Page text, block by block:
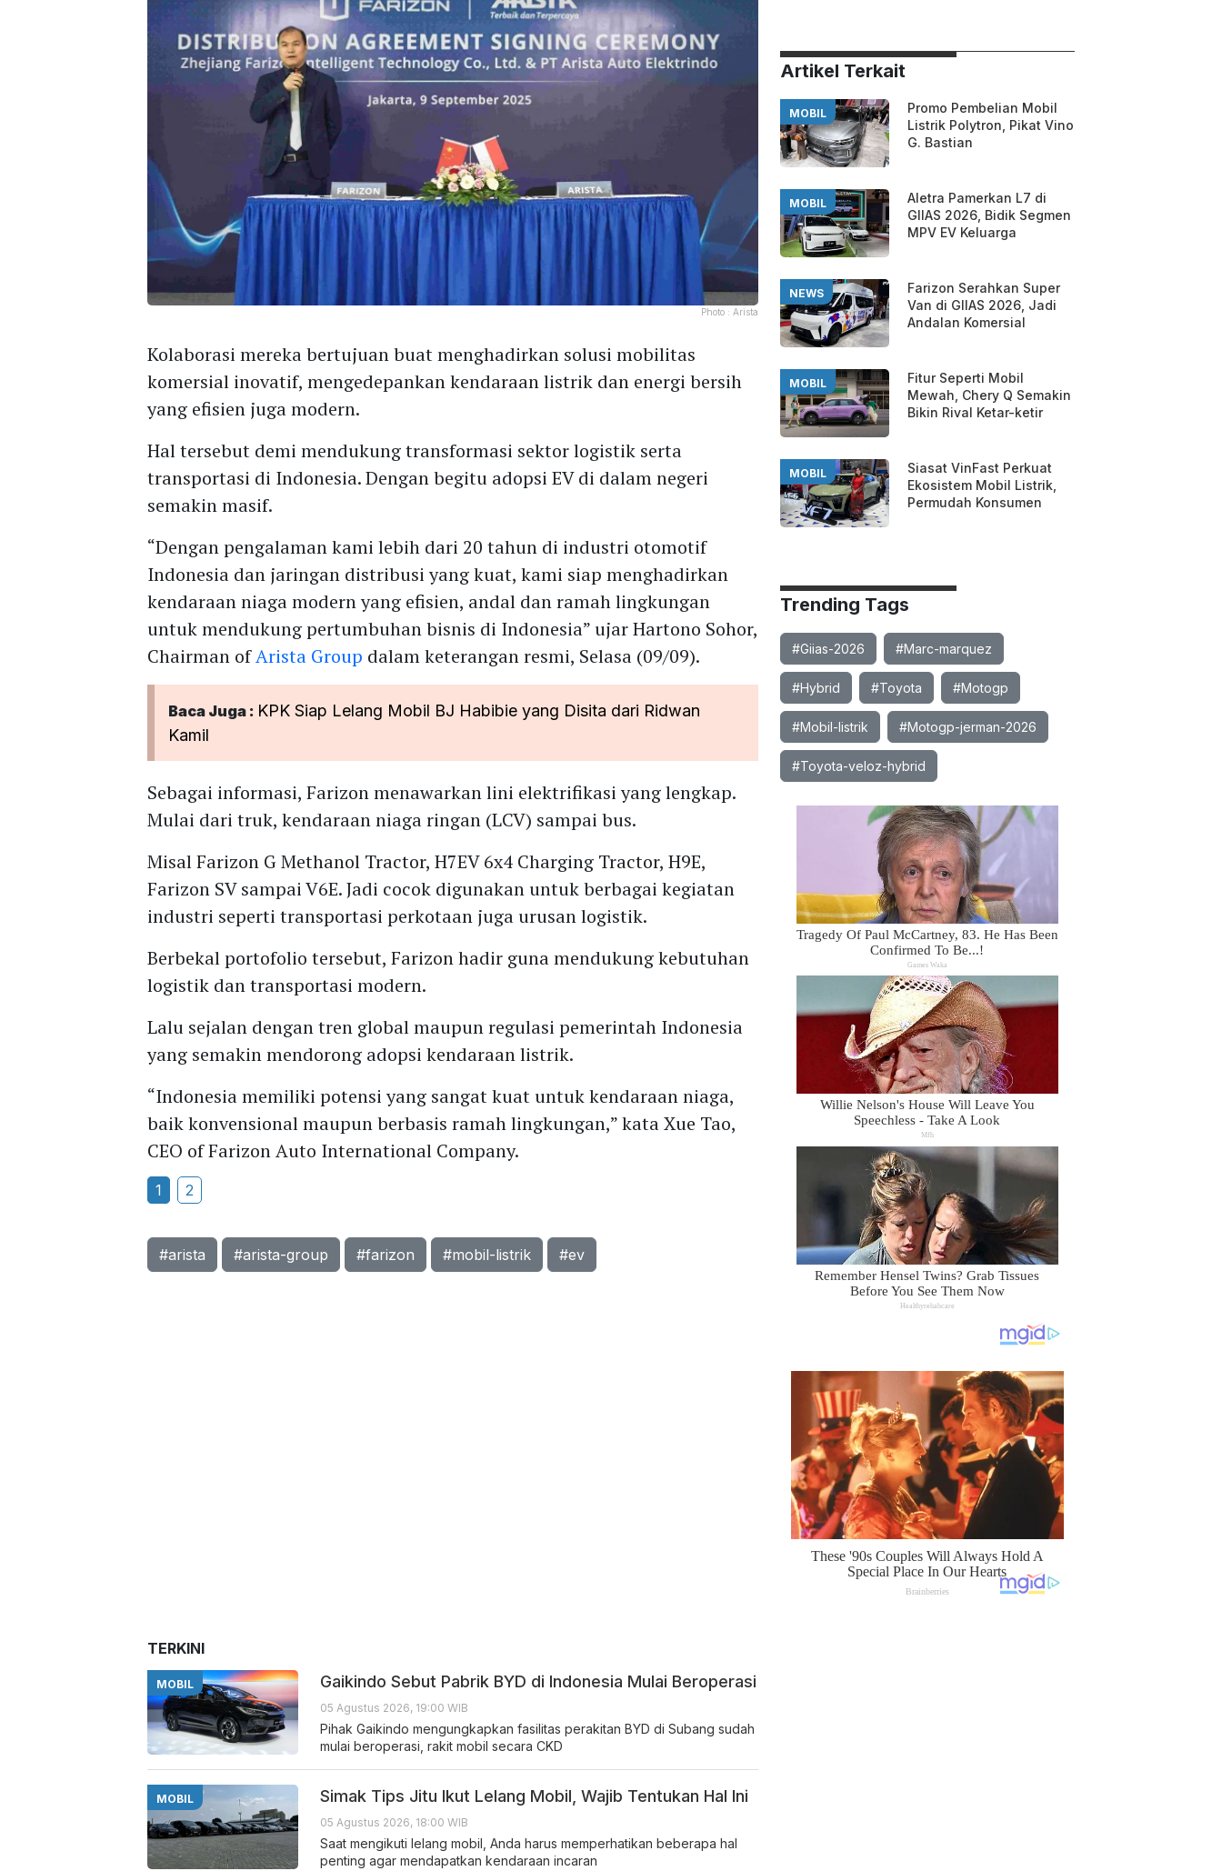
Photo : Arista
Kolaborasi mereka bertujuan buat menghadirkan solusi mobilitas
komersial inovatif, mengedepankan kendaraan listrik dan energi bersih
yang efisien juga modern.
Hal tersebut demi mendukung transformasi sektor logistik serta
transportasi di Indonesia. Dengan begitu adopsi EV di dalam negeri
semakin masif.
“Dengan pengalaman kami lebih dari 20 tahun di industri otomotif
Indonesia dan jaringan distribusi yang kuat, kami siap menghadirkan
kendaraan niaga modern yang efisien, andal dan ramah lingkungan
untuk mendukung pertumbuhan bisnis di Indonesia” ujar Hartono Sohor,
Chairman ofArista Group dalam keterangan resmi, Selasa (09/09).
Baca Juga : KPK Siap Lelang Mobil BJ Habibie yang Disita dari Ridwan
Kamil
Sebagai informasi, Farizon menawarkan lini elektrifikasi yang lengkap.
Mulai dari truk, kendaraan niaga ringan (LCV) sampai bus.
Misal Farizon G Methanol Tractor, H7EV 6x4 Charging Tractor, H9E,
Farizon SV sampai V6E. Jadi cocok digunakan untuk berbagai kegiatan
industri seperti transportasi perkotaan juga urusan logistik.
Berbekal portofolio tersebut, Farizon hadir guna mendukung kebutuhan
logistik dan transportasi modern.
Lalu sejalan dengan tren global maupun regulasi pemerintah Indonesia
yang semakin mendorong adopsi kendaraan listrik.
“Indonesia memiliki potensi yang sangat kuat untuk kendaraan niaga,
baik konvensional maupun berbasis ramah lingkungan,” kata Xue Tao,
CEO of Farizon Auto International Company.
1 2
#arista #arista-group #farizon #mobil-listrik #ev
Artikel Terkait
MOBIL
Promo Pembelian Mobil
Listrik Polytron, Pikat Vino
G. Bastian
MOBIL
Aletra Pamerkan L7 di
GIIAS 2026, Bidik Segmen
MPV EV Keluarga
NEWS
Farizon Serahkan Super
Van di GIIAS 2026, Jadi
Andalan Komersial
MOBIL
Fitur Seperti Mobil
Mewah, Chery Q Semakin
Bikin Rival Ketar-ketir
MOBIL
Siasat VinFast Perkuat
Ekosistem Mobil Listrik,
Permudah Konsumen
Trending Tags
#Giias-2026 #Marc-marquez
#Hybrid #Toyota #Motogp
#Mobil-listrik #Motogp-jerman-2026
#Toyota-veloz-hybrid
TERKINI
MOBIL Gaikindo Sebut Pabrik BYD di Indonesia Mulai Beroperasi
05 Agustus 2026, 19:00 WIB
Pihak Gaikindo mengungkapkan fasilitas perakitan BYD di Subang sudah
mulai beroperasi, rakit mobil secara CKD
MOBIL Simak Tips Jitu Ikut Lelang Mobil, Wajib Tentukan Hal Ini
05 Agustus 2026, 18:00 WIB
Saat mengikuti lelang mobil, Anda harus memperhatikan beberapa hal
penting agar mendapatkan kendaraan incaran